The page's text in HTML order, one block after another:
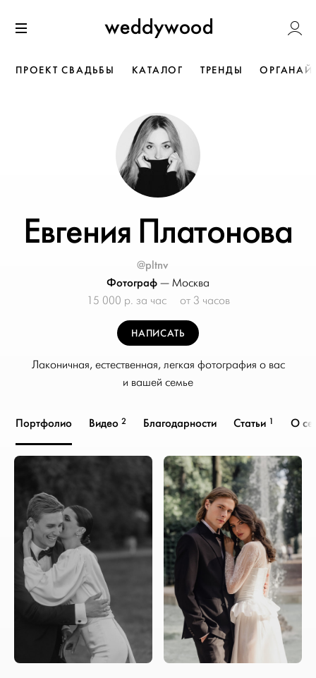
к содержанию
Weddywood
ПРОЕКТ СВАДЬБЫ КАТАЛОГ ТРЕНДЫ
Евгения Платонова
@pltnv
Фотограф — Москва
15 000 р. за час
от 3 часов
НАПИСАТЬ
Лаконичная, естественная, легкая фотография о вас
и вашей семье
Портфолио Видео 2 Благодарности Статьи 1 О